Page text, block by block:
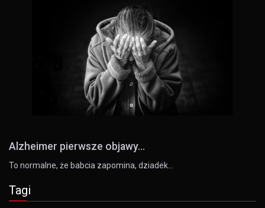
Alzheimer pierwsze objawy...
To normalne, że babcia zapomina, dziadek…
Tagi